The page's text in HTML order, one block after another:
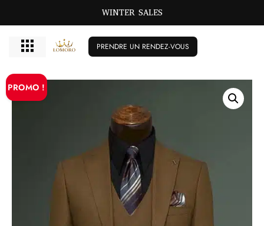
WINTER SALES
PRENDRE UN RENDEZ-VOUS
PROMO !